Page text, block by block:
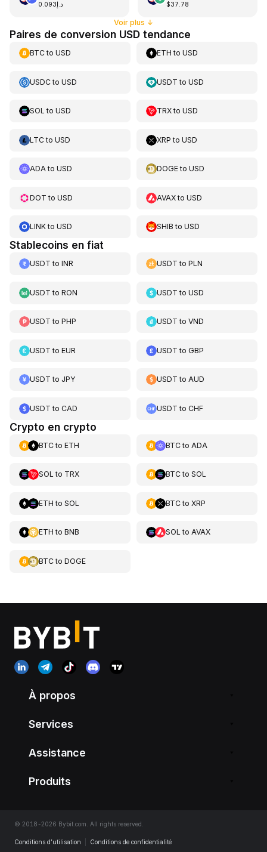
د.إ0.093 $37.78
Voir plus ↓
Paires de conversion USD tendance
BTCto USD ETH toUSD
USDCto USD USDT toUSD
SOL to USD TRXtoUSD
LTCto USD XRP toUSD
ADAto USD DOGEtoUSD
DOT to USD AVAXtoUSD
LINKto USD SHIB toUSD
Stablecoins en fiat
USDT to INR USDT toPLN
USDT to RON USDT toUSD
USDT to PHP USDT toVND
USDT to EUR USDT toGBP
USDT to JPY USDT toAUD
USDT to CAD USDT toCHF
Crypto en crypto
BTCto ETH BTCto ADA
SOL to TRX BTCto SOL
ETH to SOL BTCto XRP
ETH to BNB SOL to AVAX
BTCto DOGE
À propos
Services
Assistance
Produits
© 2018-2026 Bybit.com. All rights reserved.
Conditions d’utilisation Conditions de confidentialité